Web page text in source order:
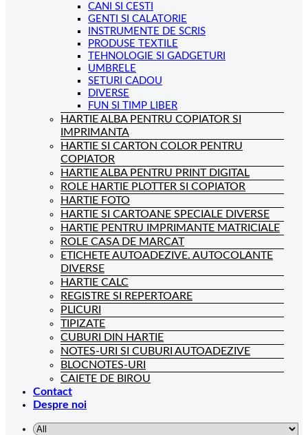
CANI SI CESTI
GENTI SI CALATORIE
INSTRUMENTE DE SCRIS
PRODUSE TEXTILE
TEHNOLOGIE SI GADGETURI
UMBRELE
SETURI CADOU
DIVERSE
FUN SI TIMP LIBER
HARTIE ALBA PENTRU COPIATOR SI
IMPRIMANTA
HARTIE SI CARTON COLOR PENTRU
COPIATOR
HARTIE ALBA PENTRU PRINT DIGITAL
ROLE HARTIE PLOTTER SI COPIATOR
HARTIE FOTO
HARTIE SI CARTOANE SPECIALE DIVERSE
HARTIE PENTRU IMPRIMANTE MATRICIALE
ROLE CASA DE MARCAT
ETICHETE AUTOADEZIVE. AUTOCOLANTE
DIVERSE
HARTIE CALC
REGISTRE SI REPERTOARE
PLICURI
TIPIZATE
CUBURI DIN HARTIE
NOTES-URI SI CUBURI AUTOADEZIVE
BLOCNOTES-URI
CAIETE DE BIROU
Contact
Despre noi